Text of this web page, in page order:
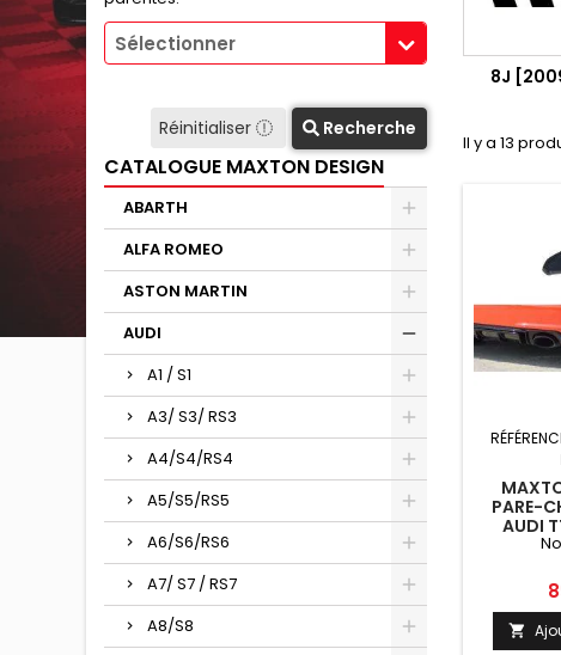
Sélectionner
Réinitialiser Recherche
CATALOGUE MAXTON DESIGN
ABARTH
ALFA ROMEO
ASTON MARTIN
AUDI
A1 / S1
A3/ S3/ RS3
A4/S4/RS4
A5/S5/RS5
A6/S6/RS6
A7/ S7 / RS7
A8/S8
8J
Il y a 13
PARE-
AUDI
